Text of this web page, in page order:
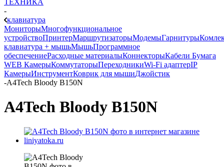
ТЕХНИКА
-
клавиатура
МониторыМногофункциональное
устройствоПринтерМаршрутизаторыМодемыГарнитуры
клавиатура + мышьМышьПрограммное
обеспечениеРасходные материалыКоннекторыКабели Бумага
WEB КамерыКоммутаторыПереходникиWi-Fi адаптерIP
КамерыИнструментКоврик для мышиДжойстик
-A4Tech Bloody B150N
A4Tech Bloody B150N